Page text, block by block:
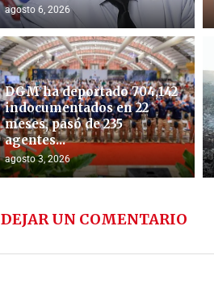
agosto 6, 2026
DGM ha deportado 704,142
indocumentados en 22
meses, pasó de 235
agentes...
agosto 3, 2026
DEJAR UN COMENTARIO